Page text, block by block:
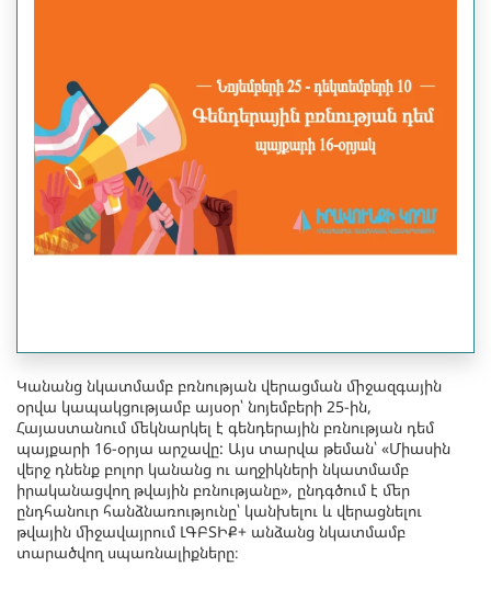
Կանանց նկատմամբ բռնության վերացման միջազգային
օրվա կապակցությամբ այսօր՝ նոյեմբերի 25-ին,
Հայաստանում մեկնարկել է գենդերային բռնության դեմ
պայքարի 16-օրյա արշավը: Այս տարվա թեման՝ «Միասին
վերջ դնենք բոլոր կանանց ու աղջիկների նկատմամբ
իրականացվող թվային բռնությանը», ընդգծում է մեր
ընդհանուր հանձնառությունը՝ կանխելու և վերացնելու
թվային միջավայրում ԼԳԲՏԻՔ+ անձանց նկատմամբ
տարածվող սպառնալիքները։